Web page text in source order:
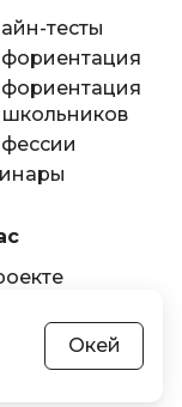
тесты
и наши
Окей